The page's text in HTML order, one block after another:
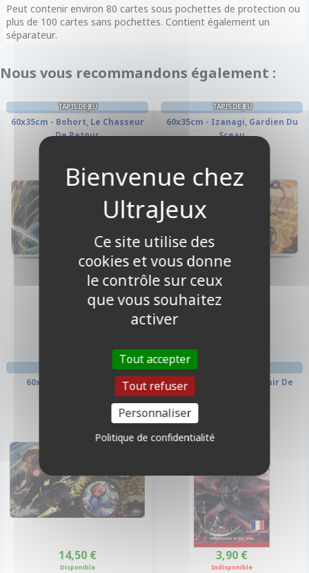
Peut contenir environ 80 cartes sous pochettes de protection ou
plus de 100 cartes sans pochettes. Contient également un
séparateur.
Nous vous recommandons également :
TAPIS DE JEU
60x35cm - Bohort, Le Chasseur
De Retour
14,50 €
Disponible
TAPIS DE JEU
60x35cm - Izanagi, Gardien Du
Sceau
14,50 €
Disponible
60x35cm - Souvenirs De
14,50 €
Disponible
A3 - La Sauveuse Du Clair De
3,90 €
Indisponible
Ce site utilise des
cookies et vous donne
le contrôle sur ceux
que vous souhaitez
activer
Tout accepter
Tout refuser
Personnaliser
Politique de confidentialité